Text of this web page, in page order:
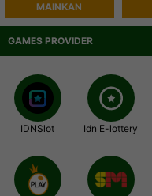
MAINKAN
GAMES PROVIDER
IDNSlot Idn E-lottery